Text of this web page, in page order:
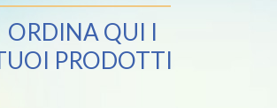
ORDINA QUI I
PRODOTTI